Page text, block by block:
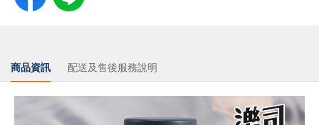
商品資訊 配送及售後服務說明